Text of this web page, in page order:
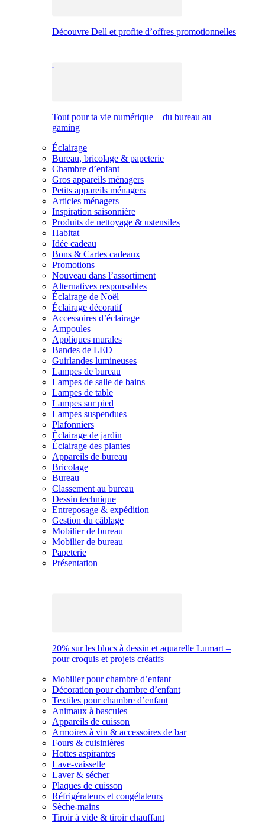
Découvre Dell et profite d’offres promotionnelles
Tout pour ta vie numérique – du bureau au
gaming
Éclairage
Bureau, bricolage & papeterie
Chambre d’enfant
Gros appareils ménagers
Petits appareils ménagers
Articles ménagers
Inspiration saisonnière
Produits de nettoyage & ustensiles
Habitat
Idée cadeau
Bons & Cartes cadeaux
Promotions
Nouveau dans l’assortiment
Alternatives responsables
Éclairage de Noël
Éclairage décoratif
Accessoires d’éclairage
Ampoules
Appliques murales
Bandes de LED
Guirlandes lumineuses
Lampes de bureau
Lampes de salle de bains
Lampes de table
Lampes sur pied
Lampes suspendues
Plafonniers
Éclairage de jardin
Éclairage des plantes
Appareils de bureau
Bricolage
Bureau
Classement au bureau
Dessin technique
Entreposage & expédition
Gestion du câblage
Mobilier de bureau
Mobilier de bureau
Papeterie
Présentation
20% sur les blocs à dessin et aquarelle Lumart –
pour croquis et projets créatifs
Mobilier pour chambre d’enfant
Décoration pour chambre d’enfant
Textiles pour chambre d’enfant
Animaux à bascules
Appareils de cuisson
Armoires à vin & accessoires de bar
Fours & cuisinières
Hottes aspirantes
Lave-vaisselle
Laver & sécher
Plaques de cuisson
Réfrigérateurs et congélateurs
Sèche-mains
Tiroir à vide & tiroir chauffant